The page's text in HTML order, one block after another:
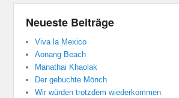
Neueste Beiträge
Viva la Mexico
Aonang Beach
Manathai Khaolak
Der gebuchte Mönch
Wir würden trotzdem wiederkommen